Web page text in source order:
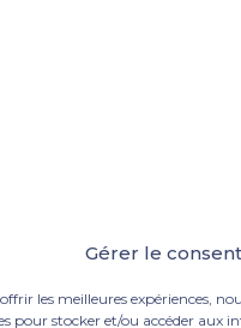
Gérer le
les meilleures expériences,
pour stocker et/ou accéder aux